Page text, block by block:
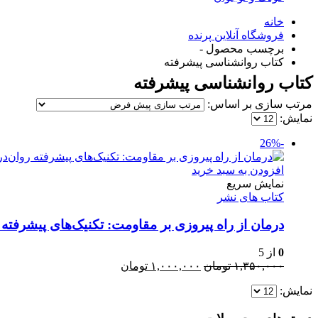
خانه
فروشگاه آنلاین پرنده
برچسب محصول -
کتاب روانشناسی پیشرفته
کتاب روانشناسی پیشرفته
مرتب سازی بر اساس:
نمایش:
-26%
افزودن به سبد خرید
نمایش سریع
کتاب های نشر
درمان از راه پیروزی بر مقاومت: تکنیک‌های
0 از 5
۱,۳۵۰,۰۰۰ تومان قیمت
۱,۰۰۰,۰۰۰ تومان
نمایش: